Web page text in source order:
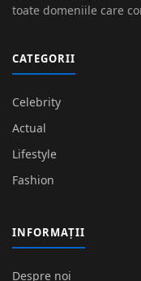
toate domeniile care
CATEGORII
Celebrity
Actual
Lifestyle
Fashion
INFORMAȚII
Despre noi